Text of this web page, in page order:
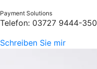
Payment Solutions
Telefon: 03727 9444-350
Schreiben Sie mir